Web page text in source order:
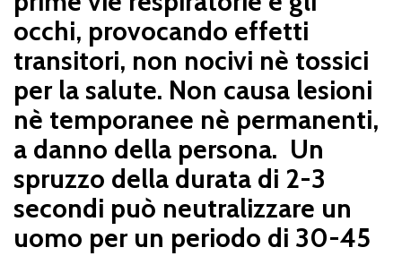
occhi, provocando effetti
transitori, non nocivi nè tossici
per la salute. Non causa lesioni
nè temporanee nè permanenti,
a danno della persona. Un
spruzzo della durata di 2-3
secondi può neutralizzare un
uomo per un periodo di 30-45